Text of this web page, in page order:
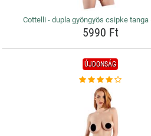
Cottelli - dupla gyöngyös csipke
5990 Ft
ÚJDONSÁG